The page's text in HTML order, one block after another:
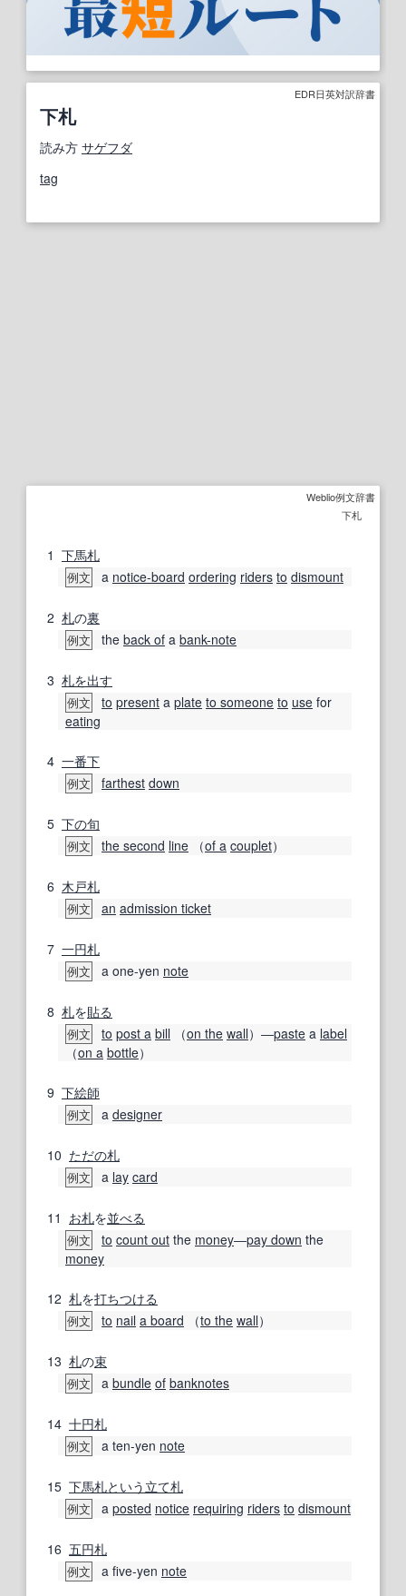
EDR日英対訳辞書
下札
読み方 サゲフダ
tag
Weblio例文辞書
下札
1 下馬札
例文 a notice-board ordering riders to dismount
2 札の裏
例文 the back of a bank-note
3 札を出す
例文 to present a plate to someone to use for
eating
4 一番下
例文 farthest down
5 下の旬
例文 the second line （of a couplet）
6 木戸札
例文 an admission ticket
7 一円札
例文 a one-yen note
8 札を貼る
例文 to post a bill （on the wall）―paste a label
（on a bottle）
9 下絵師
例文 a designer
10 ただの札
例文 a lay card
11 お札を並べる
例文 to count out the money―pay down the
money
12 札を打ちつける
例文 to nail a board （to the wall）
13 札の束
例文 a bundle of banknotes
14 十円札
例文 a ten-yen note
15 下馬札という 立て札
例文 a posted notice requiring riders to dismount
16 五円札
例文 a five-yen note